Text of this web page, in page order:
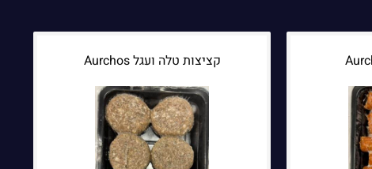
קציצות טלה ועגל Aurchos